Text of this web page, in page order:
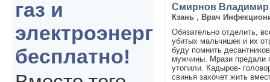
Смирнов Владимир
Кзань
Врач
Обязательно отделить,
убитых мальчишек и их
буду помнить
мужчины. Мрази предали
утопили. Кадыров-
свинья захочет жить
газ и
электроэнергия
бесплатно!